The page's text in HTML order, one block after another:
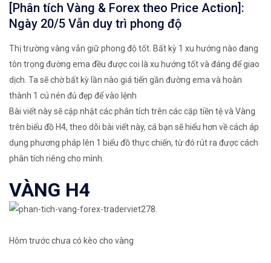
[Phân tích Vàng & Forex theo Price Action]:
Ngày 20/5 Vẫn duy trì phong độ
Thị trường vàng vẫn giữ phong độ tốt. Bất kỳ 1 xu hướng nào đang
tôn trọng đường ema đều được coi là xu hướng tốt và đáng để giao
dịch. Ta sẽ chờ bất kỳ lần nào giá tiến gần đường ema và hoàn
thành 1 cú nén đủ đẹp để vào lệnh
Bài viết này sẽ cập nhật các phân tích trên các cặp tiền tệ và Vàng
trên biểu đồ H4, theo dõi bài viết này, cá bạn sẽ hiểu hơn về cách áp
dụng phương pháp lên 1 biểu đồ thực chiến, từ đó rút ra được cách
phân tích riêng cho mình.
VÀNG H4
Hôm trước chưa có kèo cho vàng